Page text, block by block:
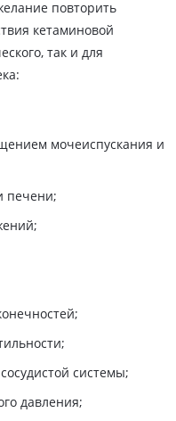
повторить
кетаминовой
так и для
мочеиспускания и
печени;
системы;
давления;